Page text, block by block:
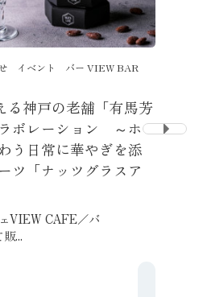
る神戸の老舗「有馬芳
ボレーション ～ホ
う日常に華やぎを添
ツ「ナッツグラスア
イベント バー VIEW BAR
VIEW CAFE／バ
...
平素は神
愛顧いた